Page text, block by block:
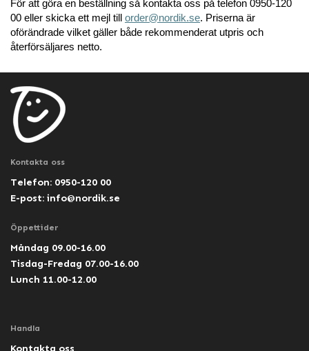
För att göra en beställning så kontakta oss på telefon 0950-120
00 eller skicka ett mejl till order@nordik.se. Priserna är
oförändrade vilket gäller både rekommenderat utpris och
återförsäljares netto.
Kontakta oss
Telefon: 0950-120 00
E-post: info@nordik.se
Öppettider
Måndag 09.00-16.00
Tisdag-Fredag 07.00-16.00
Lunch 11.00-12.00
Handla
Kontakta oss